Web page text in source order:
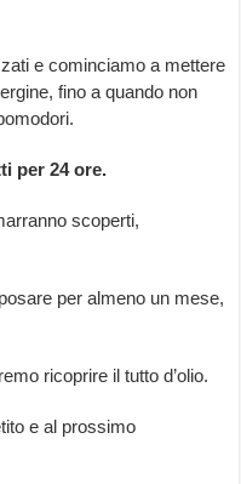
e cominciamo a mettere
fino a quando non
per 24 ore.
scoperti,
per almeno un mese,
ricoprire il tutto d’olio.
e al prossimo